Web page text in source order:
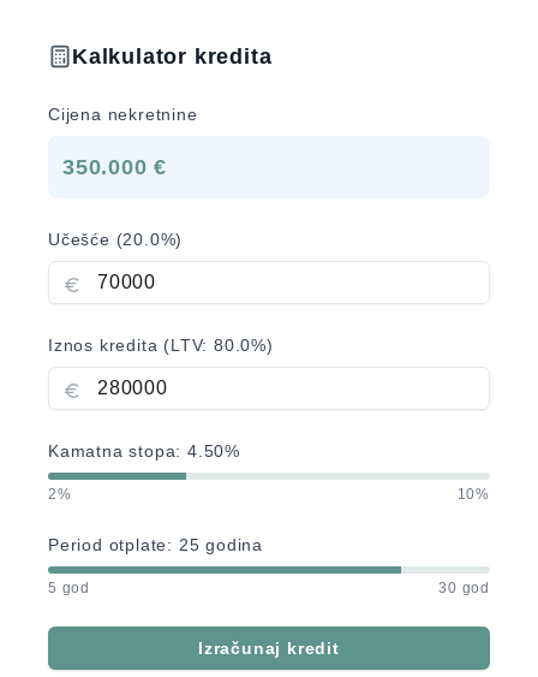
Kalkulator kredita
Cijena nekretnine
350.000 €
Učešće (20.0%)
Iznos kredita (LTV:80.0%)
Kamatna stopa:4.50%
2% 10%
Period otplate: 25 godina
5 god 30 god
Izračunaj kredit